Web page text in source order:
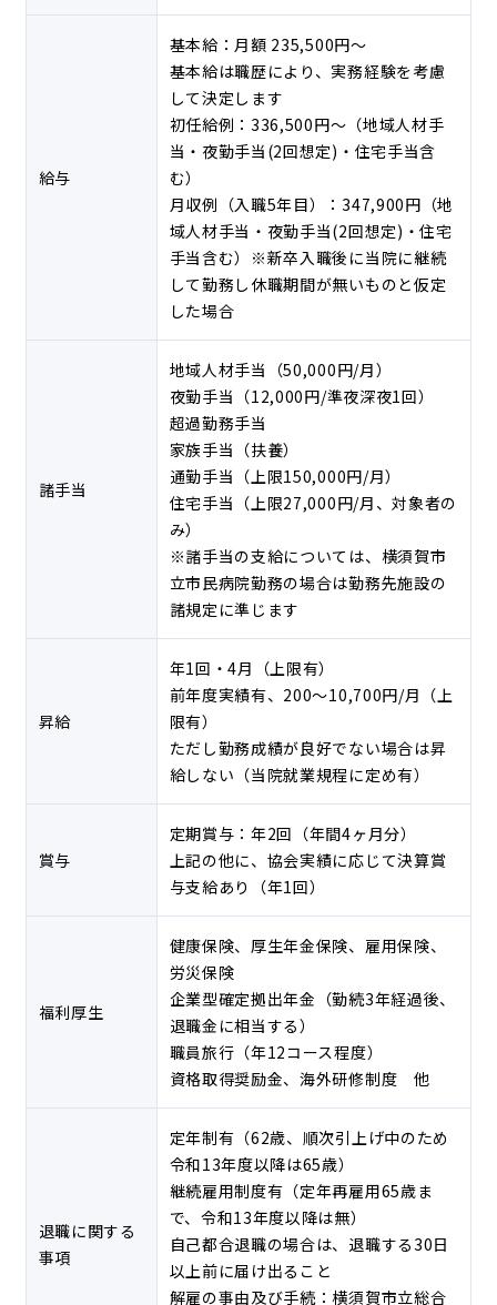
給与
基本給：月額 235,500円～
基本給は職歴により、実務経験を考慮
して決定します
初任給例：336,500円～（地域人材手
当・夜勤手当(2回想定)・住宅手当含
む）
月収例（入職5年目）：347,900円（地
域人材手当・夜勤手当(2回想定)・住宅
手当含む）※新卒入職後に当院に継続
して勤務し休職期間が無いものと仮定
した場合
諸手当
地域人材手当（50,000円/月）
夜勤手当（12,000円/準夜深夜1回）
超過勤務手当
家族手当（扶養）
通勤手当（上限150,000円/月）
住宅手当（上限27,000円/月、対象者の
み）
※諸手当の支給については、横須賀市
立市民病院勤務の場合は勤務先施設の
諸規定に準じます
昇給
年1回・4月（上限有）
前年度実績有、200～10,700円/月（上
限有）
ただし勤務成績が良好でない場合は昇
給しない（当院就業規程に定め有）
賞与
定期賞与：年2回（年間4ヶ月分）
上記の他に、協会実績に応じて決算賞
与支給あり（年1回）
福利厚生
健康保険、厚生年金保険、雇用保険、
労災保険
企業型確定拠出年金（勤続3年経過後、
退職金に相当する）
職員旅行（年12コース程度）
資格取得奨励金、海外研修制度 他
退職に関する
事項
定年制有（62歳、順次引上げ中のため
令和13年度以降は65歳）
継続雇用制度有（定年再雇用65歳ま
で、令和13年度以降は無）
自己都合退職の場合は、退職する30日
以上前に届け出ること
解雇の事由及び手続：横須賀市立総合